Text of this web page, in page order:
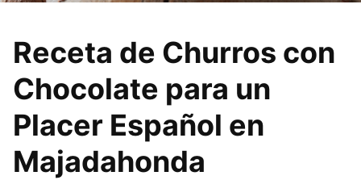
Receta de Churros con
Chocolate para un
Placer Español en
Majadahonda